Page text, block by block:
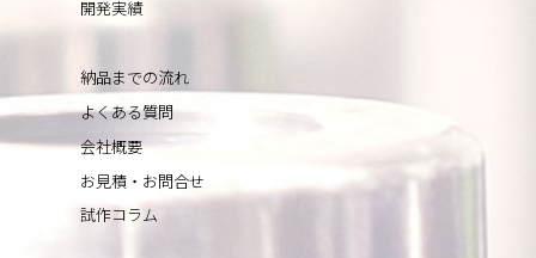
開発実績
納品までの流れ
よくある質問
会社概要
お見積・お問合せ
試作コラム